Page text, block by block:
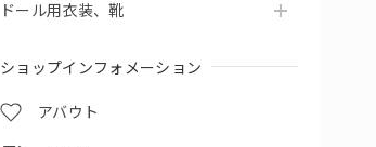
ドール用衣装、靴
ショップインフォメーション
アバウト